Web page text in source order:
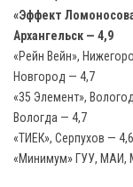
«Эффект
Архангельск — 4,9
«Рейн Вейн»,
Новгород — 4,7
«35 Элемент»,
Вологда — 4,7
«ТИЕК», Серпухов — 4,6
«Минимум» ГУУ, МАИ,